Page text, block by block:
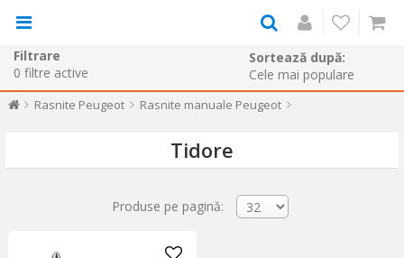
Filtrare
0 filtre active
Sortează după:
Rasnite Peugeot Rasnite manuale Peugeot
Tidore
Produse pe pagină: